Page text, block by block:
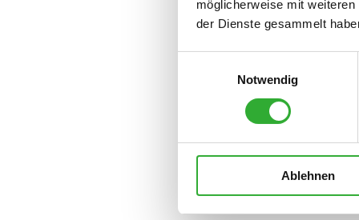
möglicherweise mit
der Dienste gesammelt
Notwendig
Ablehnen
Bereich
bestätigt
sein Gut ist.
„MEIN
KANN ICH
DAS HÄLT